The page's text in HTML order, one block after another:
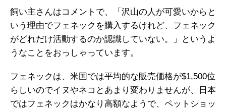
飼い主さんはコメントで、「沢山の人が可愛いからと
いう理由でフェネックを購入するけれど、フェネック
がどれだけ活動するのか認識していない。」というよ
うなことをおっしゃっています。
フェネックは、米国では平均的な販売価格が$1,500位
らしいのでイヌやネコとあまり変わりませんが、日本
ではフェネックはかなり高額なようで、ペットショッ